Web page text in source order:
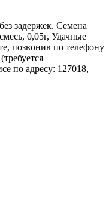
задержек. Семена
0,05г, Удачные
позвонив по телефону
по адресу: 127018,